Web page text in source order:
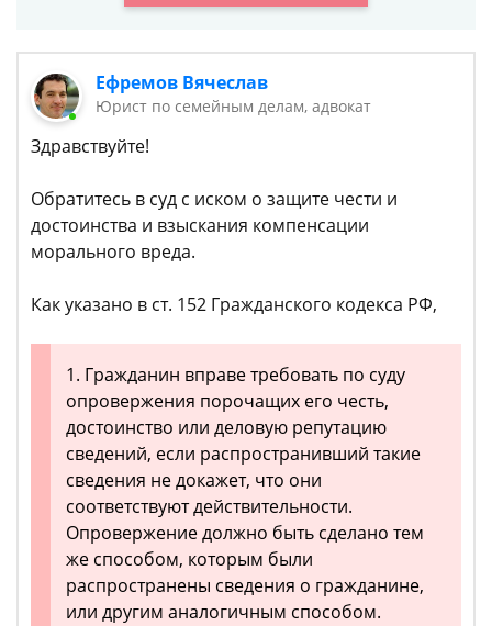
Ефремов Вячеслав
Юрист по семейным делам, адвокат
Здравствуйте!
Обратитесь в суд с иском о защите чести и
достоинства и взыскания компенсации
морального вреда.
Как указано в ст. 152 Гражданского кодекса РФ,
1. Гражданин вправе требовать по суду
опровержения порочащих его честь,
достоинство или деловую репутацию
сведений, если распространивший такие
сведения не докажет, что они
соответствуют действительности.
Опровержение должно быть сделано тем
же способом, которым были
распространены сведения о гражданине,
или другим аналогичным способом.